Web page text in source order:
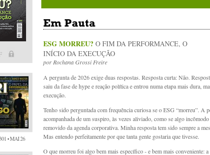
• MAI 26
Em Pauta
ESG MORREU? O FIM DA PERFORMANCE, O
INÍCIO DA EXECUÇÃO
porRochana Grossi Freire
A pergunta de 2026 exige duas respostas. Resposta curta: Não.
saiu da fase de hype e reação política e entrou numa etapa mais dura,
execução.
Tenho sido perguntada com frequência curiosa se o ESG “morreu”. A
acompanhada de um suspiro, às vezes aliviado, como se algo
removido da agenda corporativa. Minha resposta tem sido sempre a
Mas entendo perfeitamente por que tanta gente gostaria que tivesse.
O que morreu foi algo bem mais específico - e bem mais conveniente: